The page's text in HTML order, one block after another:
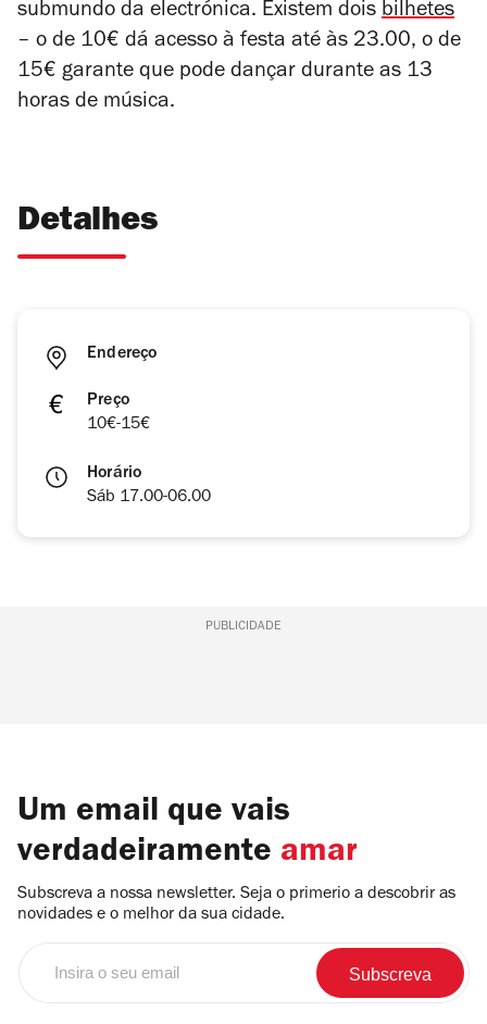
submundo da electrónica. Existem dois bilhetes
– o de 10€ dá acesso à festa até às 23.00, o de
15€ garante que pode dançar durante as 13
horas de música.
Detalhes
Endereço
Preço
10€-15€
Horário
Sáb 17.00-06.00
PUBLICIDADE
Um email que vais
verdadeiramente amar
Subscreva a nossa newsletter. Seja o primerio a descobrir as
novidades e o melhor da sua cidade.